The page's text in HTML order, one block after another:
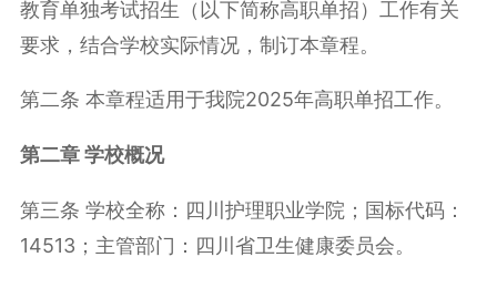
教育单独考试招生（以下简称高职单招）工作有关
要求，结合学校实际情况，制订本章程。
第二条 本章程适用于我院2025年高职单招工作。
第二章 学校概况
第三条 学校全称：四川护理职业学院；国标代码：
14513；主管部门：四川省卫生健康委员会。